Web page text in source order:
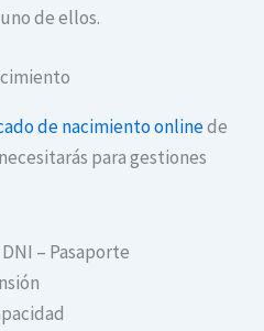
de ellos.
de nacimiento onlinede
para gestiones
– Pasaporte